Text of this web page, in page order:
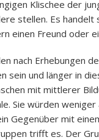
Klischee der
stellen. Es handelt
einen Freund oder
nach Erhebungen
sein und länger in
mit mittlerer
Sie würden
Gegenüber mit
trifft es. Der